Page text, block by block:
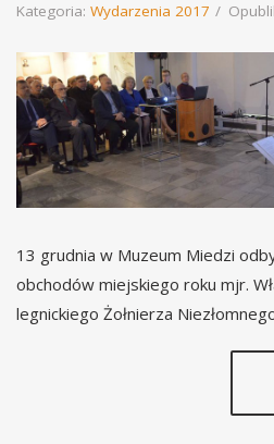
Kategoria: Wydarzenia 2017
13 grudnia w Muzeum Miedzi
obchodów miejskiego roku mjr.
legnickiego Żołnierza